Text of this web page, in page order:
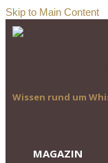
Skip to Main Content
Wissen rund um
MAGAZIN